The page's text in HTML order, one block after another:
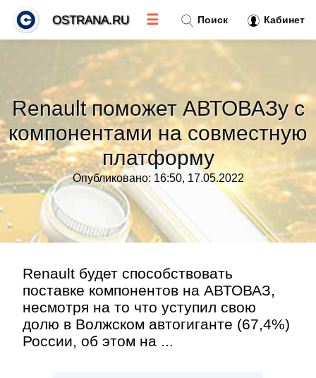
Renault поможет АВТОВАЗу с
компонентами на совместную
платформу
Опубликовано: 16:50, 17.05.2022
Renault будет способствовать
поставке компонентов на АВТОВАЗ,
несмотря на то что уступил свою
долю в Волжском автогиганте (67,4%)
России, об этом на ...
Поиск Кабинет
OSTRANA.RU ☰
Тренды новостей »
Рубрики»
Правила
Контакт»